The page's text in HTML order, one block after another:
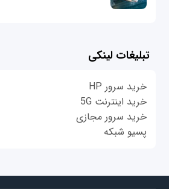
تبلیغات لینکی
خرید سرور HP
خرید اینترنت 5G
خرید سرور مجازی
پسیو شبکه